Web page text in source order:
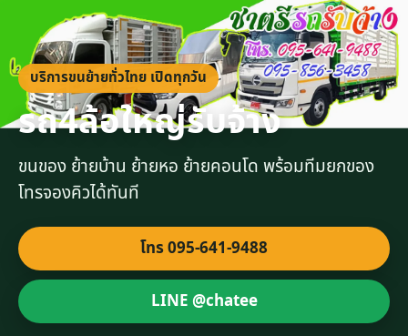
บริการขนย้ายทั่วไทย เปิดทุกวัน
รถ4ล้อใหญ่รับจ้าง
ขนของ ย้ายบ้าน ย้ายหอ ย้ายคอนโด พร้อมทีมยกของ
โทรจองคิวได้ทันที
โทร 095-641-9488
LINE @chatee